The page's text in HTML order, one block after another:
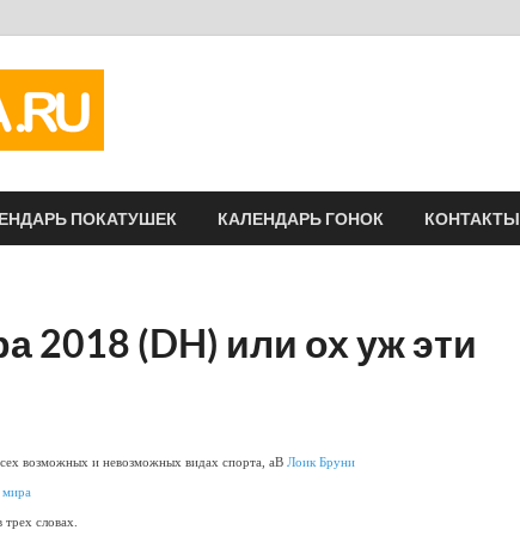
ПОКАТУШЕК КАЛЕНДАРЬ ГОНОК КОНТАКТЫ
2018 (DH) или ох уж эти
возможных и невозможных видах спорта, аВ Лоик Бруни
словах.